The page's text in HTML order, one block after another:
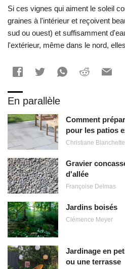
Si ces vignes qui aiment le soleil
graines à l'intérieur et reçoivent
sud ou ouest) et suffisamment
l'extérieur, même dans le nord,
En parallèle
Comment
pour les patios
Christiane Blanchette
Gravier
d'allée
Françoise Delmas
Jardins boisés
Clémence Meyer
Jardinage en
ou une terrasse